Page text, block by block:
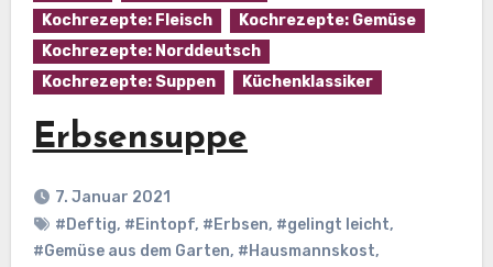
Kochrezepte: Fleisch
Kochrezepte: Gemüse
Kochrezepte: Norddeutsch
Kochrezepte: Suppen
Küchenklassiker
Erbsensuppe
7. Januar 2021
#Deftig, #Eintopf, #Erbsen, #gelingt leicht,
#Gemüse aus dem Garten, #Hausmannskost,